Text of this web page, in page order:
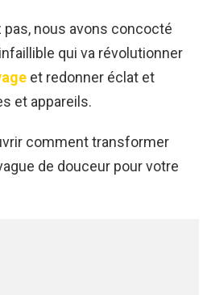
nous avons concocté
qui va révolutionner
et redonner éclat et
et appareils.
comment transformer
de douceur pour votre